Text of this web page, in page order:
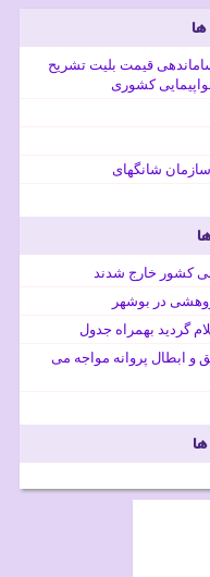
قیمت بلیت تشریح
کشوری
شانگهای
در بوشهر
گردید بهمراه جدول
و ابطال پروانه مواجه می